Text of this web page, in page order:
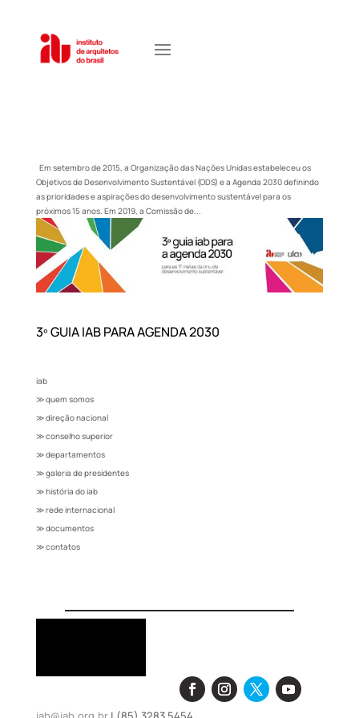
3º GUIA IAB PARA AGENDA 2030
Em setembro de 2015, a Organização das Nações Unidas estabeleceu os
Objetivos de Desenvolvimento Sustentável (ODS) e a Agenda 2030 definindo
as prioridades e aspirações do desenvolvimento sustentável para os
próximos 15 anos. Em 2019, a Comissão de...
iab
≫ quem somos
≫ direção nacional
≫ conselho superior
≫ departamentos
≫ galeria de presidentes
≫ história do iab
≫ rede internacional
≫ documentos
≫ contatos